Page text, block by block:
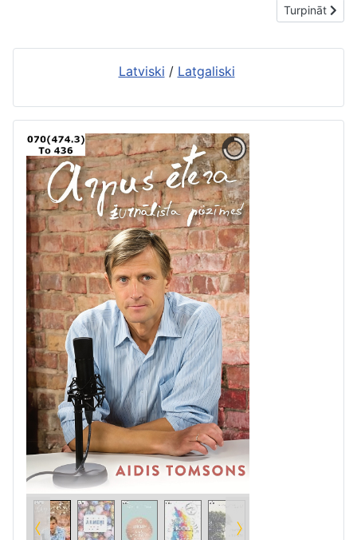
Nākamais
Turpināt
Latviski / Latgaliski